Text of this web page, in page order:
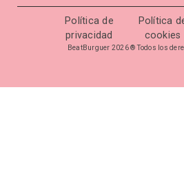
Política de
privacidad
Política
cookies
BeatBurguer 2026 ® Todos los